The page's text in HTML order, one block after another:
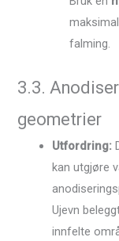
falming.
3.3.
geometrier
Utfordring:
kan utgjøre
Ujevn
innfelte